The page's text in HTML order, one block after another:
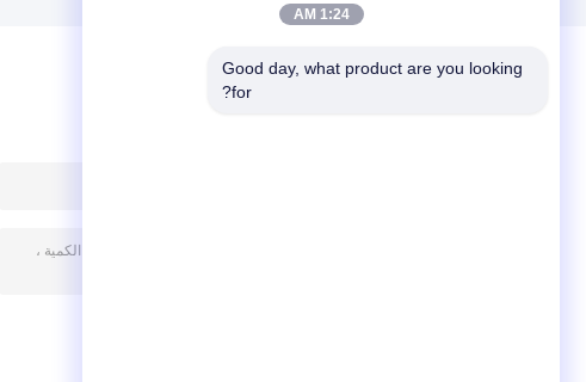
1:24 AM
Good day, what product are you looking
for?